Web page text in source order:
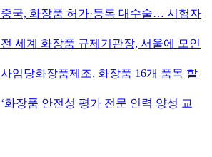
중국, 화장품 허가·등록 대수술… 시험자
전 세계 화장품 규제기관장, 서울에 모인
사임당화장품제조, 화장품 16개 품목 할
‘화장품 안전성 평가 전문 인력 양성 교